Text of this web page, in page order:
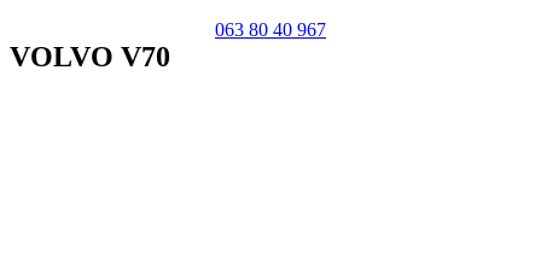
063 80 40 967
VOLVO V70